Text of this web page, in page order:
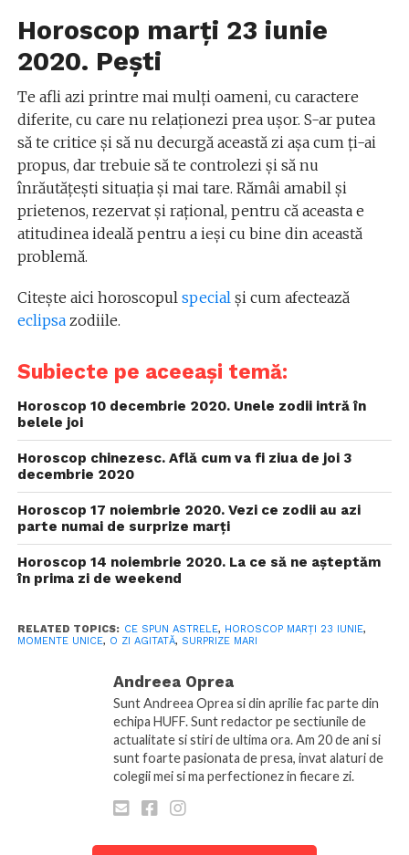
Horoscop marți 23 iunie
2020. Pești
Te afli azi printre mai mulți oameni, cu caractere
diferite, cu care nu relaționezi prea ușor. S-ar putea
să te critice și să nu decurgă această zi așa cum ți-ai
propus, dar trebuie să te controlezi și să nu
înrăutățești situația și mai tare. Rămâi amabil şi
prietenos, rezervat şi raţional, pentru că aceasta e
atitudinea ideală pentru a ieși cu bine din această
problemă.
Citește aici horoscopul specialși cum afectează
eclipsazodiile.
Subiecte pe aceeași temă:
Horoscop 10 decembrie 2020. Unele zodii intră în
belele joi
Horoscop chinezesc. Află cum va fi ziua de joi 3
decembrie 2020
Horoscop 17 noiembrie 2020. Vezi ce zodii au azi
parte numai de surprize marți
Horoscop 14 noiembrie 2020. La ce să ne așteptăm
în prima zi de weekend
RELATED TOPICS: CE SPUN ASTRELE, HOROSCOP MARȚI 23 IUNIE,
MOMENTE UNICE, O ZI AGITATĂ, SURPRIZE MARI
Andreea Oprea
Sunt Andreea Oprea si din aprilie fac parte din
echipa HUFF. Sunt redactor pe sectiunile de
actualitate si stiri de ultima ora. Am 20 de ani si
sunt foarte pasionata de presa, invat alaturi de
colegii mei si ma perfectionez in fiecare zi.